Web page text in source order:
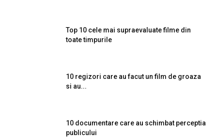
Top 10 cele mai supraevaluate filme din
toate timpurile
10 regizori care au facut un film de groaza
si au...
10 documentare care au schimbat perceptia
publicului